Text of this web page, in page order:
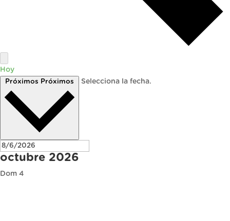
Hoy
Próximos Próximos Selecciona la fecha.
octubre 2026
Dom 4